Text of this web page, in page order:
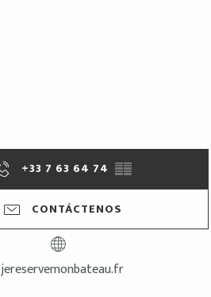
+33 7 63 64 74 ▒▒
CONTÁCTENOS
jereservemonbateau.fr